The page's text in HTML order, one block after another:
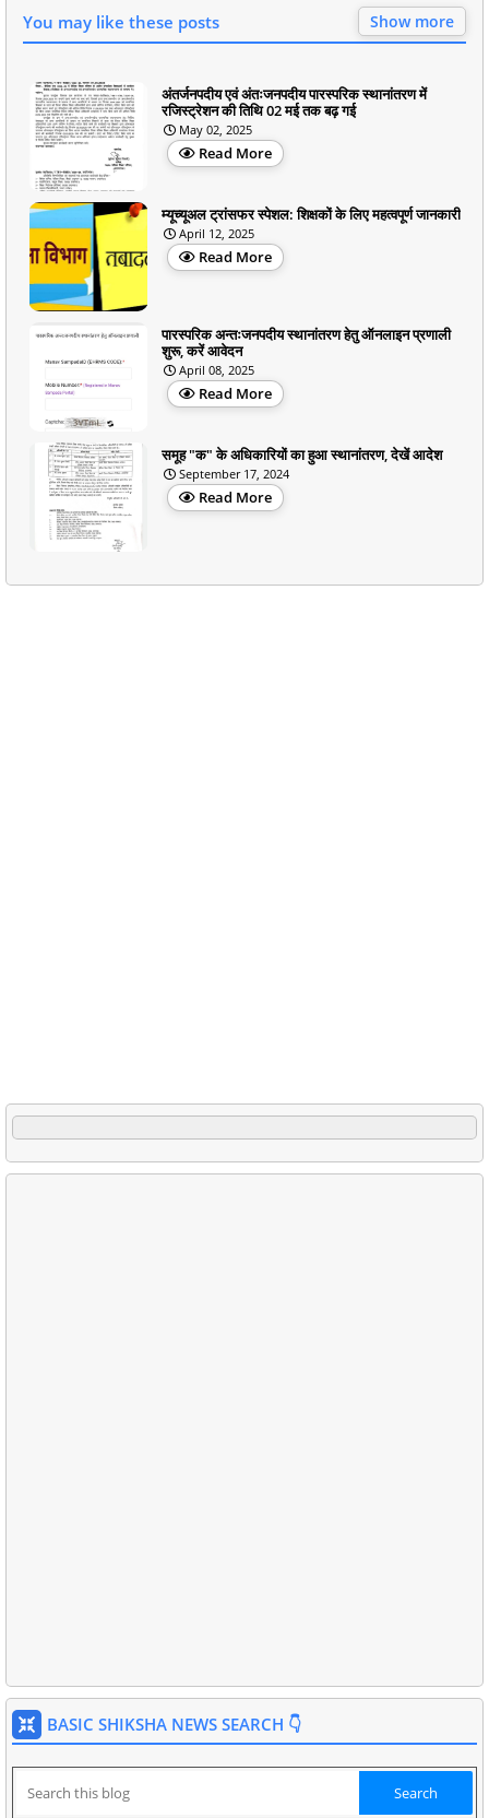
You may like these posts Show more
अंतर्जनपदीय एवं अंतःजनपदीय पारस्परिक स्थानांतरण में
रजिस्ट्रेशन की तिथि 02 मई तक बढ़ गई
May 02, 2025
Read More
म्यूच्यूअल ट्रांसफर स्पेशल: शिक्षकों के लिए महत्वपूर्ण जानकारी
April 12, 2025
Read More
पारस्परिक अन्तःजनपदीय स्थानांतरण हेतु ऑनलाइन प्रणाली
शुरू, करें आवेदन
April 08, 2025
Read More
समूह "क" के अधिकारियों का हुआ स्थानांतरण, देखें आदेश
September 17, 2024
Read More
BASIC SHIKSHA NEWS SEARCH 👇